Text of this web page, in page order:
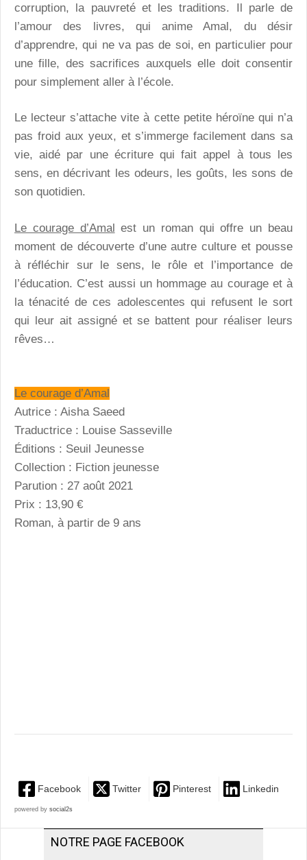
corruption, la pauvreté et les traditions. Il parle de
l’amour des livres, qui anime Amal, du désir
d’apprendre, qui ne va pas de soi, en particulier pour
une fille, des sacrifices auxquels elle doit consentir
pour simplement aller à l’école.
Le lecteur s’attache vite à cette petite héroïne qui n’a
pas froid aux yeux, et s’immerge facilement dans sa
vie, aidé par une écriture qui fait appel à tous les
sens, en décrivant les odeurs, les goûts, les sons de
son quotidien.
Le courage d’Amal est un roman qui offre un beau
moment de découverte d’une autre culture et pousse
à réfléchir sur le sens, le rôle et l’importance de
l’éducation. C’est aussi un hommage au courage et à
la ténacité de ces adolescentes qui refusent le sort
qui leur ait assigné et se battent pour réaliser leurs
rêves…
Le courage d’Amal
Autrice : Aisha Saeed
Traductrice : Louise Sasseville
Éditions : Seuil Jeunesse
Collection : Fiction jeunesse
Parution : 27 août 2021
Prix : 13,90 €
Roman, à partir de 9 ans
Facebook Twitter Pinterest Linkedin
powered by social2s
NOTRE PAGE FACEBOOK